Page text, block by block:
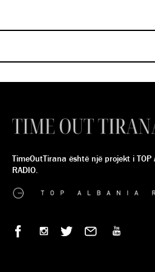
TimeOutTirana është një projekt i TOP
RADIO.